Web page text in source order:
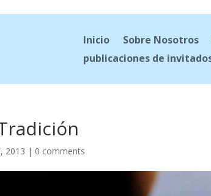
Inicio Sobre Nosotros
publicaciones de
2013 | 0 comments